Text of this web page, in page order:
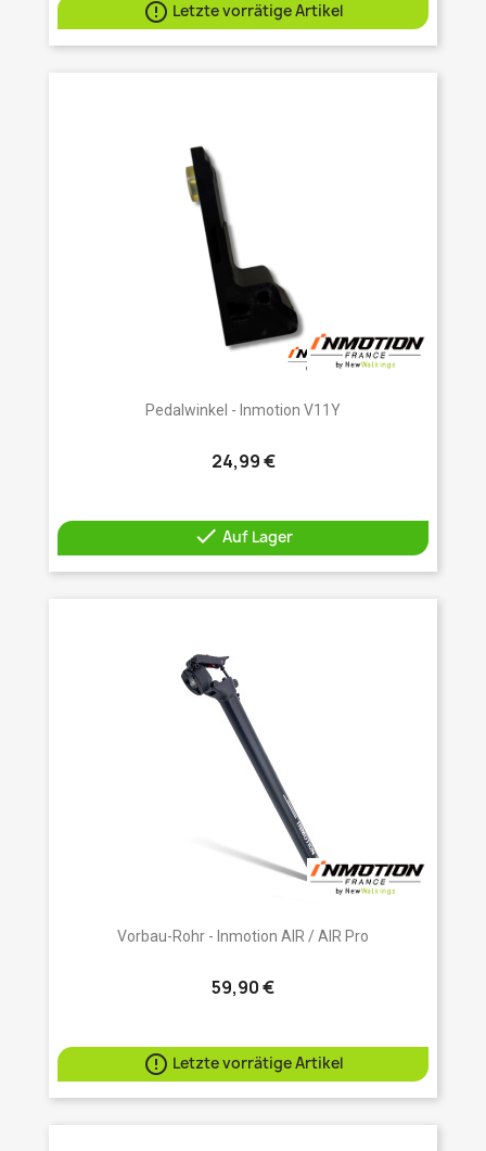
 Letzte vorrätige Artikel
Pedalwinkel - Inmotion V11Y
24,99 €
 Auf Lager
Vorbau-Rohr - Inmotion AIR / AIR Pro
59,90 €
 Letzte vorrätige Artikel